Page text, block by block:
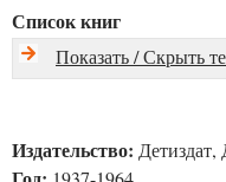
Список книг
Показать / Скрыть
Издательство: